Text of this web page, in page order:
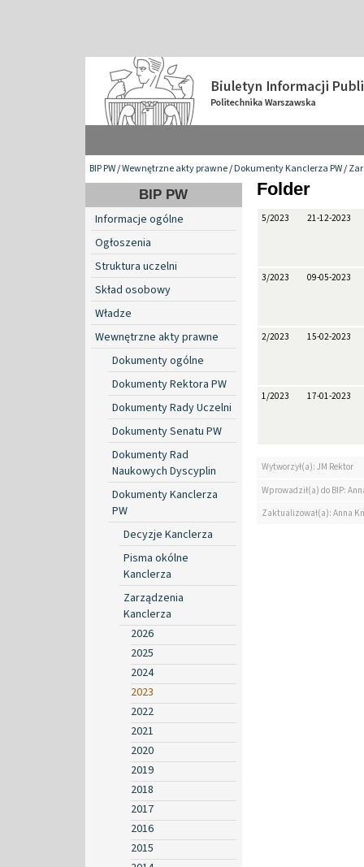
BIP PW/Wewnętrzne akty prawne/Dokumenty Kanclerza PW/
BIP PW
Informacje ogólne
Ogłoszenia
Struktura uczelni
Skład osobowy
Władze
Wewnętrzne akty prawne
Dokumenty ogólne
Dokumenty Rektora PW
Dokumenty Rady Uczelni
Dokumenty Senatu PW
Dokumenty Rad
Naukowych Dyscyplin
Dokumenty Kanclerza
PW
Decyzje Kanclerza
Pisma okólne
Kanclerza
Zarządzenia
Kanclerza
2026
2025
2024
2023
2022
2021
2020
2019
2018
2017
2016
2015
Folder
5/2023 21-12-2023
3/2023 09-05-2023
2/2023 15-02-2023
1/2023 17-01-2023
Wytworzył(a): JM Rektor
Wprowadził(a) do BIP:
Zaktualizował(a): Anna